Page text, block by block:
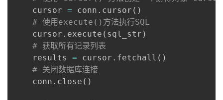
    cursor
= conn . cursor ( )
# 使用execute()方法执行SQL
    cursor
. execute ( sql_str )
# 获取所有记录列表
    results
= cursor . fetchall ( )
# 关闭数据库连接
    conn
. close ( )